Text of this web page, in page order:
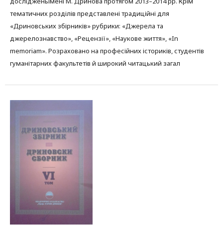
тематичних розділів представлені традиційні для
«Дриновських збірників» рубрики: «Джерела та
джерелознавство», «Рецензії», «Наукове життя», «In
memoriam». Розраховано на професійних істориків, студентів
гуманітарних факультетів й широкий читацький загал